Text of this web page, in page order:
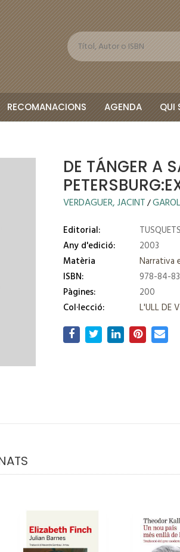
RECOMANACIONS AGENDA QUI
DE TÁNGER A
VERDAGUER, JACINT/
Editorial:
Any d'edició:
2003
Matèria
Narrativa
ISBN:
978-84-
Pàgines:
200
Col·lecció:
L'ULL DE